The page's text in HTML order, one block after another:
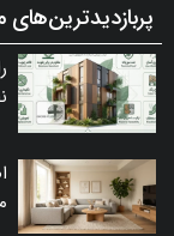
پربازدیدترین‌های